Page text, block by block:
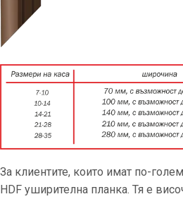
За клиентите, които имат по-
HDF уширителна планка. Тя е